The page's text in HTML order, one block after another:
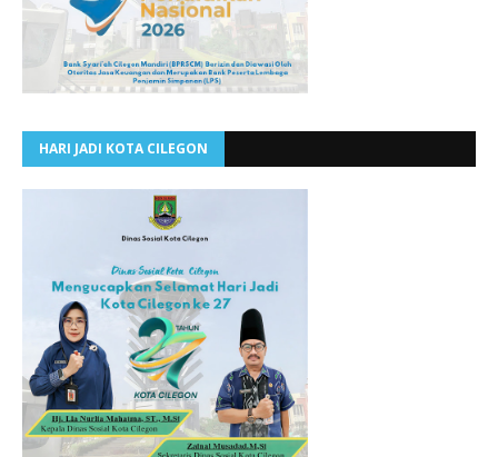
HARI JADI KOTA CILEGON